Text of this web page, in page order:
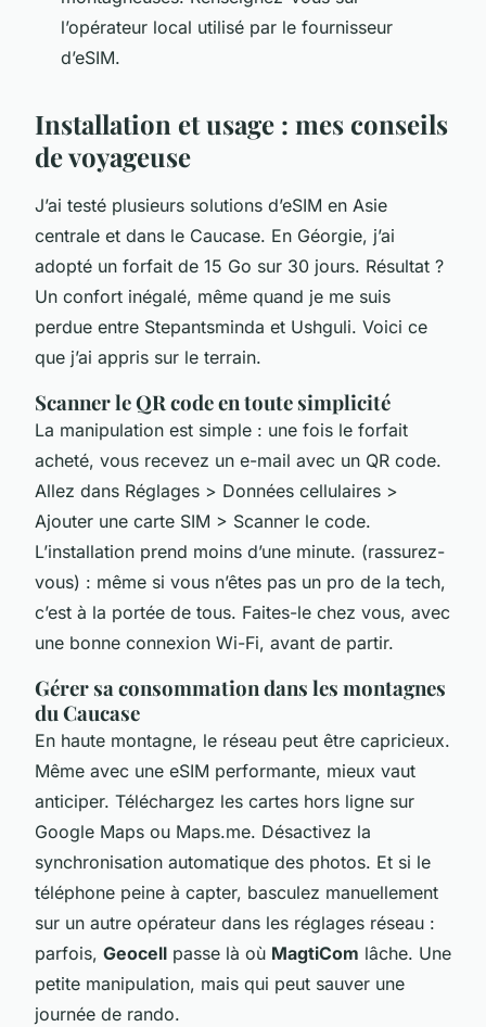
l’opérateur local utilisé par le fournisseur
d’eSIM.
Installation et usage : mes conseils
de voyageuse
J’ai testé plusieurs solutions d’eSIM en Asie
centrale et dans le Caucase. En Géorgie, j’ai
adopté un forfait de 15 Go sur 30 jours. Résultat ?
Un confort inégalé, même quand je me suis
perdue entre Stepantsminda et Ushguli. Voici ce
que j’ai appris sur le terrain.
Scanner le QR code en toute simplicité
La manipulation est simple : une fois le forfait
acheté, vous recevez un e-mail avec un QR code.
Allez dans Réglages > Données cellulaires >
Ajouter une carte SIM > Scanner le code.
L’installation prend moins d’une minute. (rassurez-
vous) : même si vous n’êtes pas un pro de la tech,
c’est à la portée de tous. Faites-le chez vous, avec
une bonne connexion Wi-Fi, avant de partir.
Gérer sa consommation dans les montagnes
du Caucase
En haute montagne, le réseau peut être capricieux.
Même avec une eSIM performante, mieux vaut
anticiper. Téléchargez les cartes hors ligne sur
Google Maps ou Maps.me. Désactivez la
synchronisation automatique des photos. Et si le
téléphone peine à capter, basculez manuellement
sur un autre opérateur dans les réglages réseau :
parfois, Geocell passe là où MagtiCom lâche. Une
petite manipulation, mais qui peut sauver une
journée de rando.